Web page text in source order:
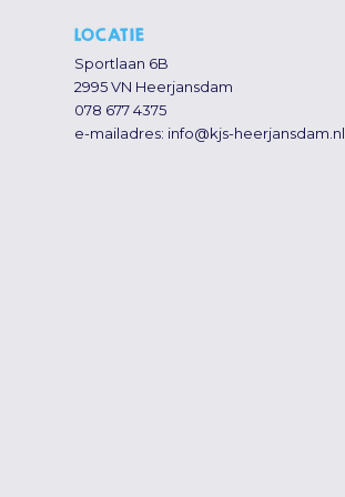
LOCATIE
Sportlaan 6B
2995 VN Heerjansdam
078 677 4375
e-mailadres: info@kjs-heerjansdam.nl